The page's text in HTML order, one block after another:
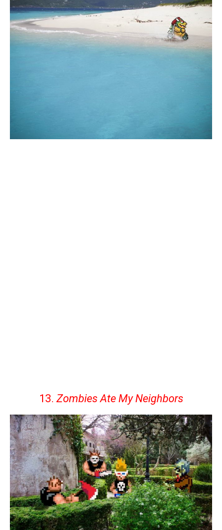
13. Zombies Ate My Neighbors